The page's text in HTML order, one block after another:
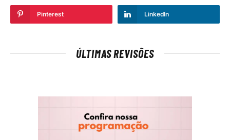
Pinterest LinkedIn
ÚLTIMAS REVISÕES